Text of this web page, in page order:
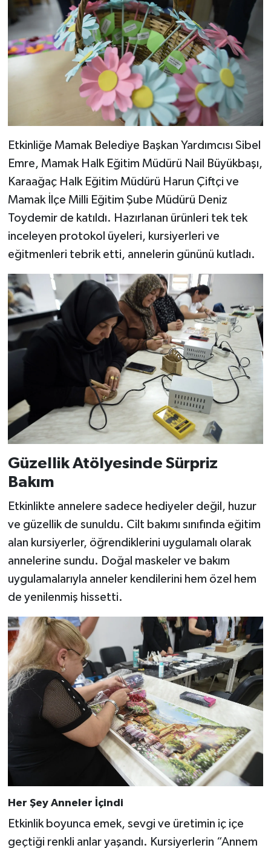
Etkinliğe Mamak Belediye Başkan Yardımcısı Sibel
Emre, Mamak Halk Eğitim Müdürü Nail Büyükbaşı,
Karaağaç Halk Eğitim Müdürü Harun Çiftçi ve
Mamak İlçe Milli Eğitim Şube Müdürü Deniz
Toydemir de katıldı. Hazırlanan ürünleri tek tek
inceleyen protokol üyeleri, kursiyerleri ve
eğitmenleri tebrik etti, annelerin gününü kutladı.
Güzellik Atölyesinde Sürpriz
Bakım
Etkinlikte annelere sadece hediyeler değil, huzur
ve güzellik de sunuldu. Cilt bakımı sınıfında eğitim
alan kursiyerler, öğrendiklerini uygulamalı olarak
annelerine sundu. Doğal maskeler ve bakım
uygulamalarıyla anneler kendilerini hem özel hem
de yenilenmiş hissetti.
Her Şey Anneler İçindi
Etkinlik boyunca emek, sevgi ve üretimin iç içe
geçtiği renkli anlar yaşandı. Kursiyerlerin “Annem